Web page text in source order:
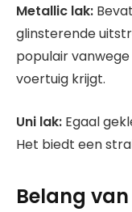
Metallic lak:
glinsterende
populair
voertuig krijgt.
Uni lak: Egaal
Het biedt een
Belang